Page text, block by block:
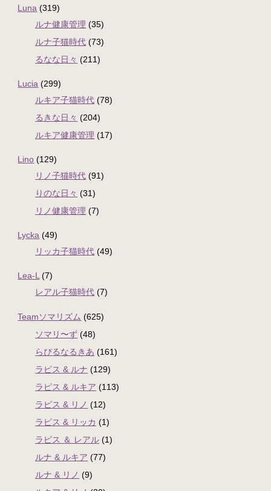
Luna (319)
ルナ健康管理 (35)
ルナ子猫時代 (73)
るなな日々 (211)
Lucia (299)
ルキア子猫時代 (78)
るきな日々 (204)
ルキア健康管理 (17)
Lino (129)
リノ子猫時代 (91)
りのな日々 (31)
リノ健康管理 (7)
Lycka (49)
リッカ子猫時代 (49)
Lea-L (7)
レアル子猫時代 (7)
Teamソマリズム (625)
ソマリ〜ず (48)
らぴるなるきあ (161)
ラピス & ルナ (129)
ラピス & ルキア (113)
ラピス & リノ (12)
ラピス & リッカ (1)
ラピス ＆ レアル (1)
ルナ & ルキア (77)
ルナ & リノ (9)